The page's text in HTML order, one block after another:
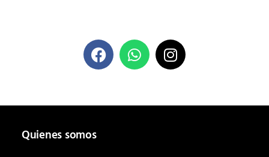
Quienes somos